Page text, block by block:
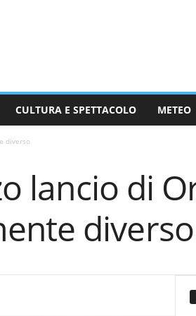
CULTURA E SPETTACOLO METEO
diverso
lancio di
diverso